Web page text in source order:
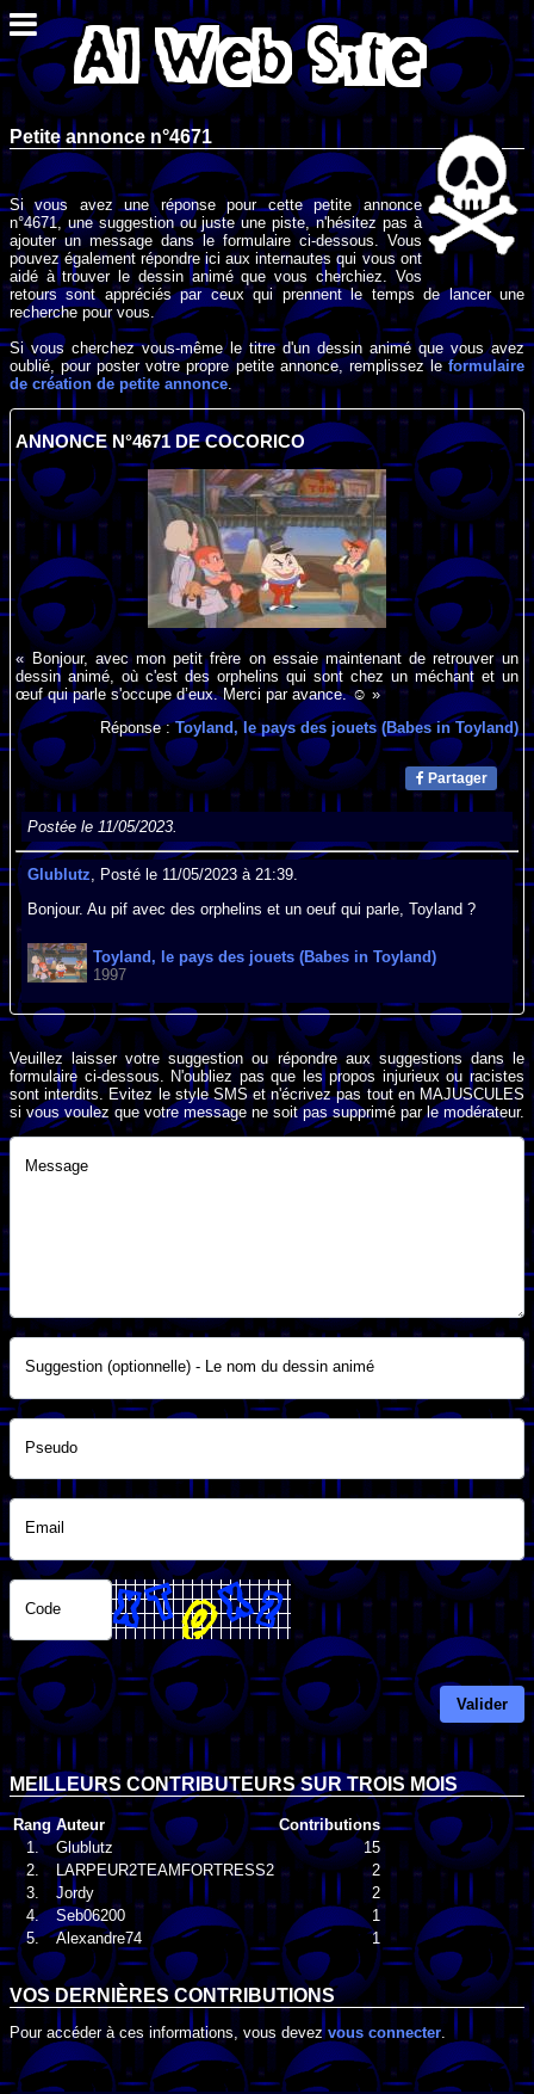
Petite annonce n°4671
Si vous avez une réponse pour cette petite annonce
n°4671, une suggestion ou juste une piste, n'hésitez pas à
ajouter un message dans le formulaire ci-dessous. Vous
pouvez également répondre ici aux internautes qui vous ont
aidé à trouver le dessin animé que vous cherchiez. Vos
retours sont appréciés par ceux qui prennent le temps de lancer une
recherche pour vous.
Si vous cherchez vous-même le titre d'un dessin animé que vous avez
oublié, pour poster votre propre petite annonce, remplissez leformulaire
de création de petite annonce .
ANNONCE N°4671 DE COCORICO
« Bonjour, avec mon petit frère on essaie maintenant de retrouver un
dessin animé, où c'est des orphelins qui sont chez un méchant et un
œuf qui parle s'occupe d’eux. Merci par avance. ☺️ »
Réponse :Toyland, le pays des jouets (Babes in Toyland)
Partager
Postée le 11/05/2023.
Glublutz, Posté le 11/05/2023 à 21:39.
Bonjour. Au pif avec des orphelins et un oeuf qui parle, Toyland ?
Toyland, le pays des jouets (Babes in Toyland)
1997
Veuillez laisser votre suggestion ou répondre aux suggestions dans le
formulaire ci-dessous. N'oubliez pas que les propos injurieux ou racistes
sont interdits. Evitez le style SMS et n'écrivez pas tout en MAJUSCULES
si vous voulez que votre message ne soit pas supprimé par le modérateur.
Message
Suggestion (optionnelle) - Le nom du dessin animé
Pseudo
Email
Code
Valider
MEILLEURS CONTRIBUTEURS SUR TROIS MOIS
Rang Auteur
Contributions
1.
Glublutz
15
2.
LARPEUR2TEAMFORTRESS2
2
3.
Jordy
2
4.
Seb06200
1
5.
Alexandre74 1
VOS DERNIÈRES CONTRIBUTIONS
Pour accéder à ces informations, vous devezvous connecter